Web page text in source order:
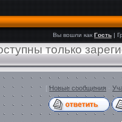
Вы вошли как Гость|
только
[ Новые сообщения